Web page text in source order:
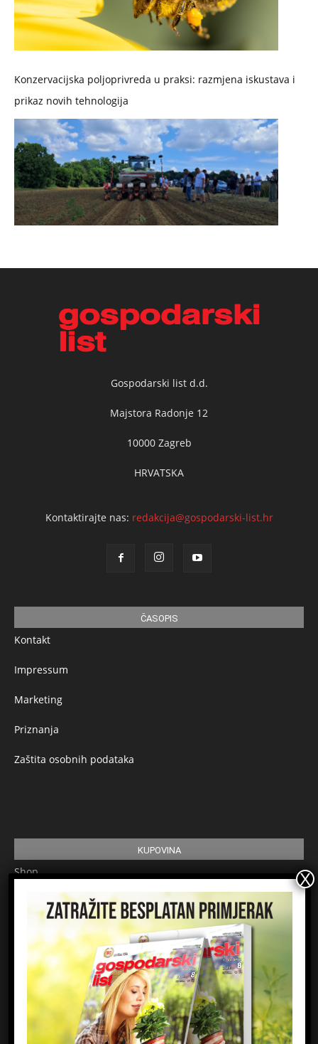
Konzervacijska poljoprivreda u praksi: razmjena iskustava i
prikaz novih tehnologija
Gospodarski list d.d.
Majstora Radonje 12
10000 Zagreb
HRVATSKA
Kontaktirajte nas: redakcija@gospodarski-list.hr
ČASOPIS
Kontakt
Impressum
Marketing
Priznanja
Zaštita osobnih podataka
KUPOVINA
Shop
Pretplata
Uvjeti korištenja
Prijavite se na newsletter